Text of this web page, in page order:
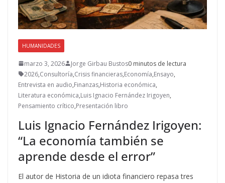
HUMANIDADES
marzo 3, 2026 Jorge Girbau Bustos0 minutos de lectura
2026,Consultoría,Crisis financieras,Economía,Ensayo,
Entrevista en audio,Finanzas,Historia económica,
Literatura económica,Luis Ignacio Fernández Irigoyen,
Pensamiento crítico,Presentación libro
Luis Ignacio Fernández Irigoyen:
“La economía también se
aprende desde el error”
El autor de Historia de un idiota financiero repasa tres